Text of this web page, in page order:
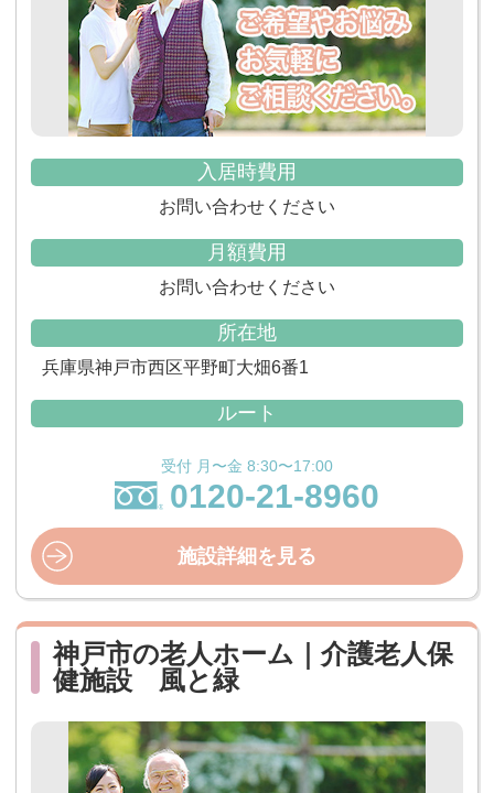
入居時費用
お問い合わせください
月額費用
お問い合わせください
所在地
兵庫県神戸市西区平野町大畑6番1
ルート
受付 月〜金 8:30〜17:00
0120-21-8960
施設詳細を見る
神戸市の老人ホーム｜介護老人保
健施設 風と緑